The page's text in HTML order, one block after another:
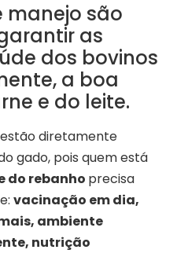
manejo são
as
dos bovinos
a boa
e do leite.
diretamente
gado, pois quem está
do rebanho precisa
vacinação em dia,
ambiente
nutrição